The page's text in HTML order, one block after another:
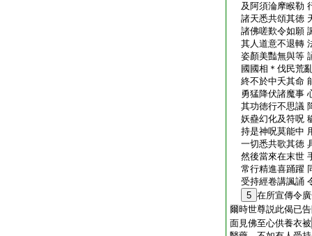
及阿須淪摩睺勒
諸天悉共頌其徳
諸佛嗟歎令如願
其人道意不退轉
姿顏美豔無與等
國國相＊伐民荒
終不於中夭其命
勇猛降伏諸魔事
其功徳行不思議
妖蠱幻化及符呪
持是神呪莫能中
一切悉共歌其徳
然後當來在末世
常行精進喜踊躍
受持經卷講諷誦
5 在所宣傳令
爾時世尊説此偈已
面見佛至心供養衣被